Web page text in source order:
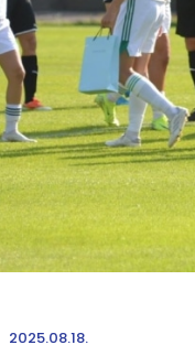
2025.08.18.